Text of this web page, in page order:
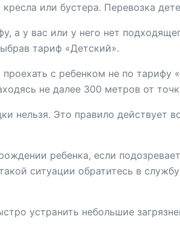
или бустера. Перевозка
а у вас или у него нет
тариф «Детский».
с ребенком не по тарифу
не далее 300 метров от
нельзя. Это правило действует
ребенка, если
ситуации обратитесь в
устранить небольшие